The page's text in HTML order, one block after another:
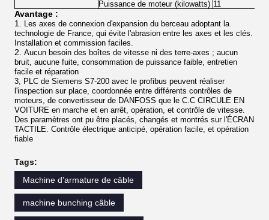
Puissance de moteur (kilowatts) 11
Avantage :
1.
Les axes de connexion d'expansion du berceau adoptant la
technologie de France, qui évite l'abrasion entre les axes et les clés.
Installation et commission faciles.
2. Aucun besoin des boîtes de vitesse ni des terre-axes ; aucun
bruit, aucune fuite, consommation de puissance faible, entretien
facile et réparation
3, PLC de Siemens S7-200 avec le profibus peuvent réaliser
l'inspection sur place, coordonnée entre différents contrôles de
moteurs, de convertisseur de DANFOSS que le C.C CIRCULE EN
VOITURE en marche et en arrêt, opération, et contrôle de vitesse.
Des paramètres ont pu être placés, changés et montrés sur l'ÉCRAN
TACTILE. Contrôle électrique anticipé, opération facile, et opération
fiable
Tags:
Machine d'armature de câble
machine bunching câble